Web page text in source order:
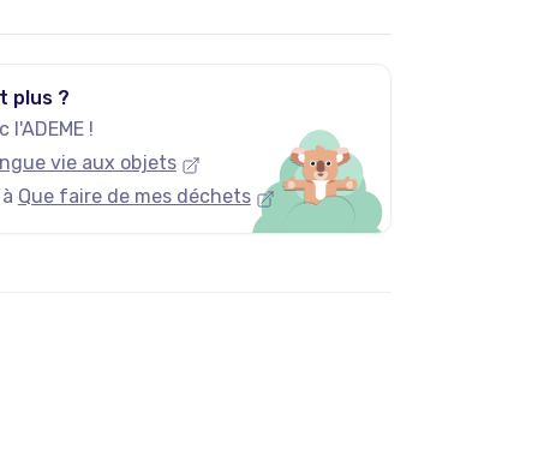
plus ?
!
vie aux objets
Que faire de mes déchets